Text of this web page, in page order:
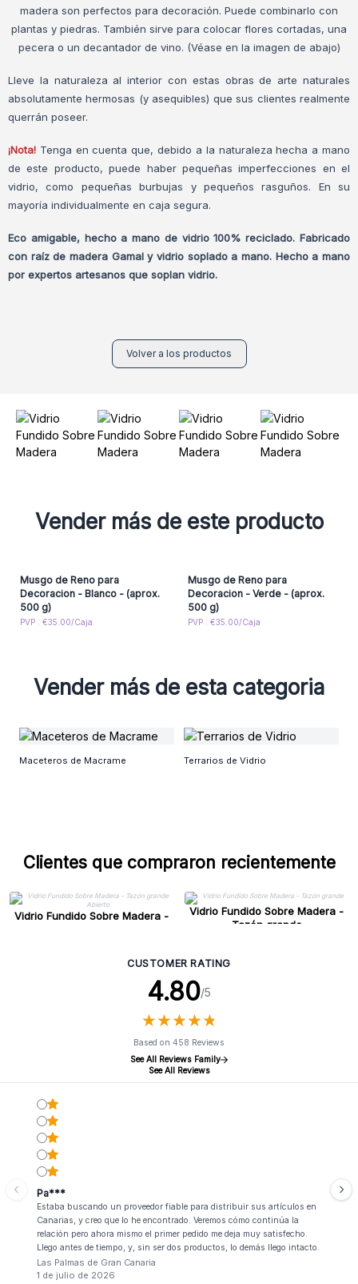
madera son perfectos para decoración. Puede combinarlo con
plantas y piedras. También sirve para colocar flores cortadas, una
pecera o un decantador de vino. (Véase en la imagen de abajo)
Lleve la naturaleza al interior con estas obras de arte naturales
absolutamente hermosas (y asequibles) que sus clientes realmente
querrán poseer.
¡Nota! Tenga en cuenta que, debido a la naturaleza hecha a mano
de este producto, puede haber pequeñas imperfecciones en el
vidrio, como pequeñas burbujas y pequeños rasguños. En su
mayoría individualmente en caja segura.
Eco amigable, hecho a mano de vidrio 100% reciclado. Fabricado
con raíz de madera Gamal y vidrio soplado a mano. Hecho a mano
por expertos artesanos que soplan vidrio.
Volver a los productos
Vender más de este producto
Musgo de Reno para
Decoracion - Blanco - (aprox.
500 g)
PVP : €35.00/Caja
Musgo de Reno para
Decoracion - Verde - (aprox.
500 g)
PVP : €35.00/Caja
Vender más de esta categoria
Maceteros de Macrame Terrarios de Vidrio
Clientes que compraron recientemente
Vidrio Fundido Sobre Madera -
Vidrio Fundido Sobre Madera -
Tazón grande
CUSTOMER RATING
4.80/5
★★★★★
★★★★★
Based on 458 Reviews
See All Reviews Family
See All Reviews
Pa***
Estaba buscando un proveedor fiable para distribuir sus artículos en
Canarias, y creo que lo he encontrado. Veremos cómo continúa la
relación pero ahora mismo el primer pedido me deja muy satisfecho.
Llego antes de tiempo, y, sin ser dos productos, lo demás llego intacto.
Las Palmas de Gran Canaria
1 de julio de 2026